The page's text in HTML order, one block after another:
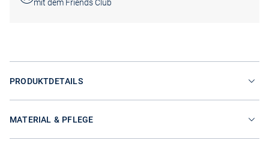
mit dem Friends Club
PRODUKTDETAILS
MATERIAL & PFLEGE